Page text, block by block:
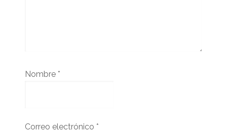
Nombre *
Correo electrónico *